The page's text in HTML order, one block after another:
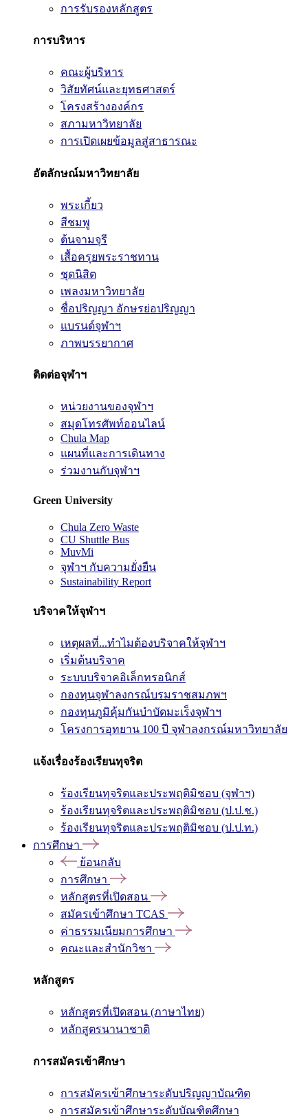
การรับรองหลักสูตร
การบริหาร
คณะผู้บริหาร
วิสัยทัศน์และยุทธศาสตร์
โครงสร้างองค์กร
สภามหาวิทยาลัย
การเปิดเผยข้อมูลสู่สาธารณะ
อัตลักษณ์มหาวิทยาลัย
พระเกี้ยว
สีชมพู
ต้นจามจุรี
เสื้อครุยพระราชทาน
ชุดนิสิต
เพลงมหาวิทยาลัย
ชื่อปริญญา อักษรย่อปริญญา
แบรนด์จุฬาฯ
ภาพบรรยากาศ
ติดต่อจุฬาฯ
หน่วยงานของจุฬาฯ
สมุดโทรศัพท์ออนไลน์
Chula Map
แผนที่และการเดินทาง
ร่วมงานกับจุฬาฯ
Green University
Chula Zero Waste
CU Shuttle Bus
MuvMi
จุฬาฯ กับความยั่งยืน
Sustainability Report
บริจาคให้จุฬาฯ
เหตุผลที่...ทำไมต้องบริจาคให้จุฬาฯ
เริ่มต้นบริจาค
ระบบบริจาคอิเล็กทรอนิกส์
กองทุนจุฬาลงกรณ์บรมราชสมภพฯ
กองทุนภูมิคุ้มกันบำบัดมะเร็งจุฬาฯ
โครงการอุทยาน 100 ปี จุฬาลงกรณ์มหาวิทยาลัย
แจ้งเรื่องร้องเรียนทุจริต
ร้องเรียนทุจริตและประพฤติมิชอบ (จุฬาฯ)
ร้องเรียนทุจริตและประพฤติมิชอบ (ป.ป.ช.)
ร้องเรียนทุจริตและประพฤติมิชอบ (ป.ป.ท.)
การศึกษา
ย้อนกลับ
การศึกษา
หลักสูตรที่เปิดสอน
สมัครเข้าศึกษา TCAS
ค่าธรรมเนียมการศึกษา
คณะและสำนักวิชา
หลักสูตร
หลักสูตรที่เปิดสอน (ภาษาไทย)
หลักสูตรนานาชาติ
การสมัครเข้าศึกษา
การสมัครเข้าศึกษาระดับปริญญาบัณฑิต
การสมัครเข้าศึกษาระดับบัณฑิตศึกษา